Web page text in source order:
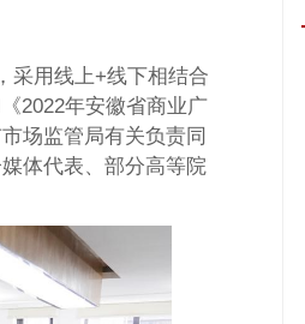
采用线上+线下相结合
2022年安徽省商业广
场监管局有关负责同
体代表、部分高等院